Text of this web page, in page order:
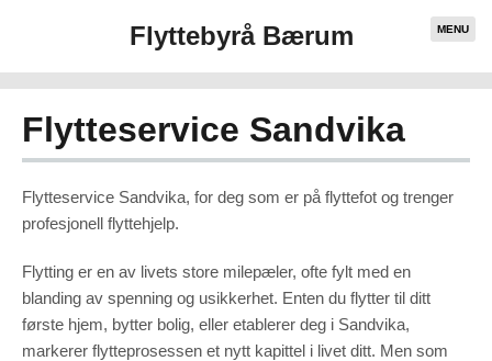
MENU
Flyttebyrå Bærum
Flytteservice Sandvika
Flytteservice Sandvika, for deg som er på flyttefot og trenger
profesjonell flyttehjelp.
Flytting er en av livets store milepæler, ofte fylt med en
blanding av spenning og usikkerhet. Enten du flytter til ditt
første hjem, bytter bolig, eller etablerer deg i Sandvika,
markerer flytteprosessen et nytt kapittel i livet ditt. Men som